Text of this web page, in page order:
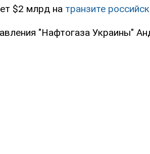
$2 млрд на транзите
"Нафтогаза Украины"